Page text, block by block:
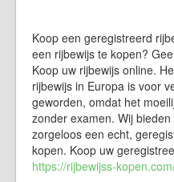
Koop een geregistreerd
een ​​rijbewijs te kopen?
Koop uw rijbewijs online.
rijbewijs in Europa is voor
geworden, omdat het
zonder examen. Wij
zorgeloos een echt,
kopen. Koop uw
https://rijbewijss-